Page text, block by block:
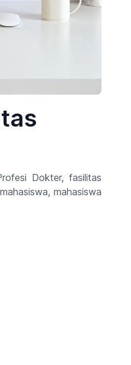
Dokter, fasilitas
mahasiswa